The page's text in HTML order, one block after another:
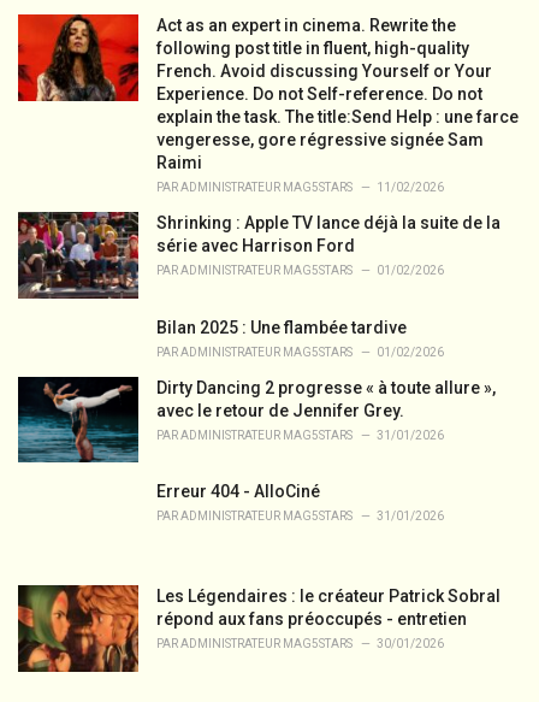
r
i
e
Act as an expert in cinema. Rewrite the
following post title in fluent, high-quality
French. Avoid discussing Yourself or Your
Experience. Do not Self-reference. Do not
explain the task. The title:Send Help : une farce
vengeresse, gore régressive signée Sam
Raimi
PARADMINISTRATEUR MAG5STARS 11/02/2026
Shrinking : Apple TV lance déjà la suite de la
série avec Harrison Ford
PARADMINISTRATEUR MAG5STARS 01/02/2026
Bilan 2025 : Une flambée tardive
PARADMINISTRATEUR MAG5STARS 01/02/2026
Dirty Dancing 2 progresse « à toute allure »,
avec le retour de Jennifer Grey.
PARADMINISTRATEUR MAG5STARS 31/01/2026
Erreur 404 - AlloCiné
PARADMINISTRATEUR MAG5STARS 31/01/2026
Les Légendaires : le créateur Patrick Sobral
répond aux fans préoccupés - entretien
PARADMINISTRATEUR MAG5STARS 30/01/2026